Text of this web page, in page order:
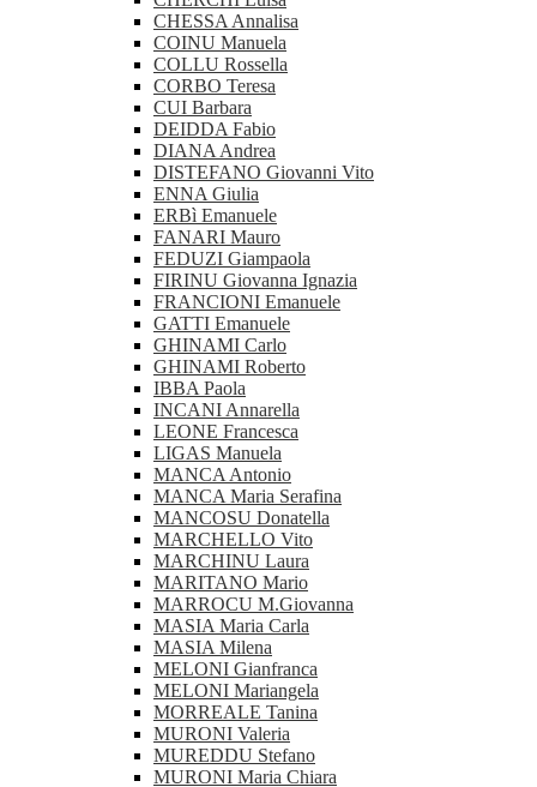
CHESSA Annalisa
COINU Manuela
COLLU Rossella
CORBO Teresa
CUI Barbara
DEIDDA Fabio
DIANA Andrea
DISTEFANO Giovanni Vito
ENNA Giulia
ERBì Emanuele
FANARI Mauro
FEDUZI Giampaola
FIRINU Giovanna Ignazia
FRANCIONI Emanuele
GATTI Emanuele
GHINAMI Carlo
GHINAMI Roberto
IBBA Paola
INCANI Annarella
LEONE Francesca
LIGAS Manuela
MANCA Antonio
MANCA Maria Serafina
MANCOSU Donatella
MARCHELLO Vito
MARCHINU Laura
MARITANO Mario
MARROCU M.Giovanna
MASIA Maria Carla
MASIA Milena
MELONI Gianfranca
MELONI Mariangela
MORREALE Tanina
MURONI Valeria
MUREDDU Stefano
MURONI Maria Chiara